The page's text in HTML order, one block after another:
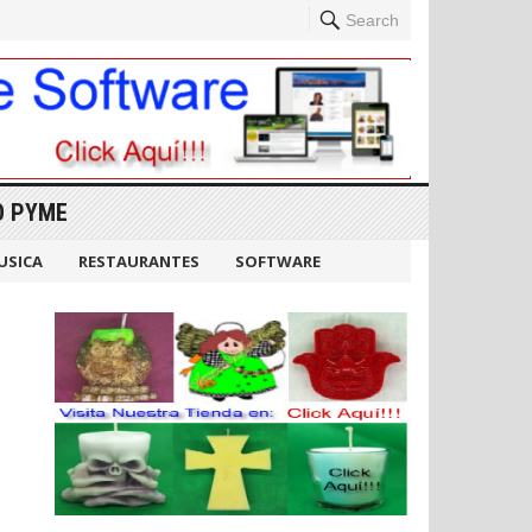
Search
PYME
RESTAURANTES SOFTWARE